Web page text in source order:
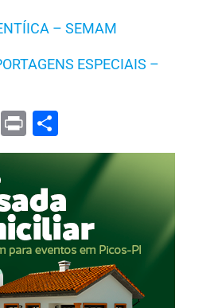
– SEMAM
ESPECIAIS –
PrintShare